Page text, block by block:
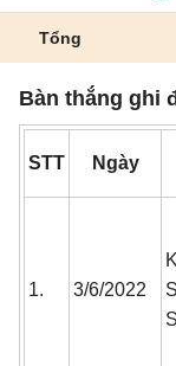
Tổng
Bàn thắng ghi
STT Ngày
1. 3/6/2022